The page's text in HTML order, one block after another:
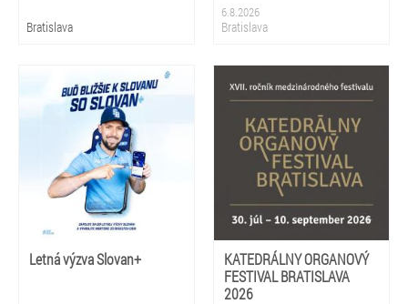
Bratislava
6.8.2026
Bratislava
Letná výzva Slovan+
KATEDRÁLNY ORGANOVÝ
FESTIVAL BRATISLAVA
2026